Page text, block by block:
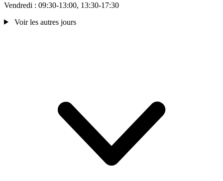
Vendredi : 09:30-13:00, 13:30-17:30
Voir les autres jours